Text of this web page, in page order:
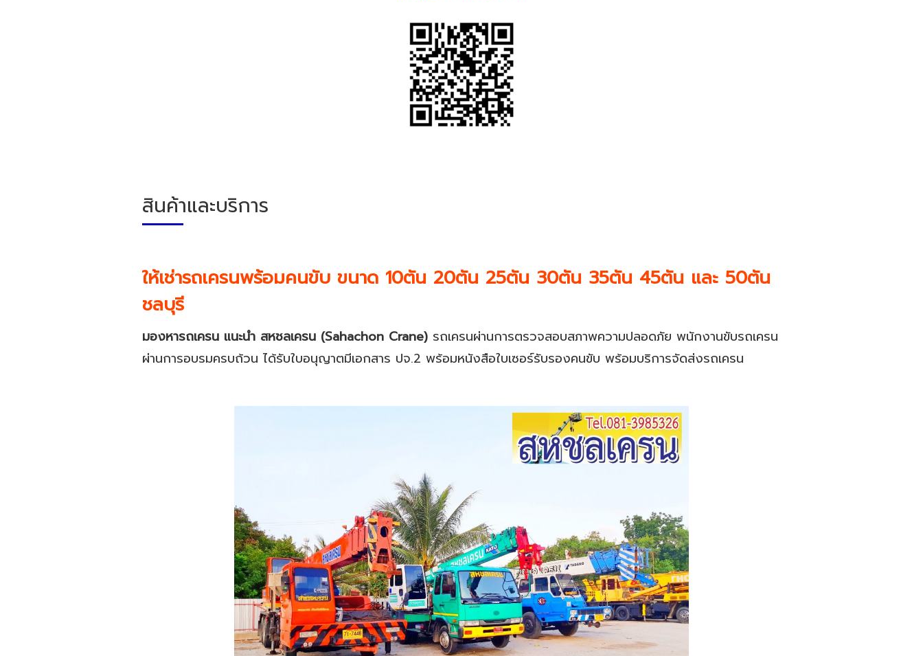
สินค้าและบริการ
ให้เช่ารถเครนพร้อมคนขับ ขนาด 10ตัน 20ตัน 25ตัน 30ตัน 35ตัน 45ตัน และ 50ตัน
ชลบุรี
มองหารถเครน แนะนำ สหชลเครน (Sahachon Crane) รถเครนผ่านการตรวจสอบสภาพความปลอดภัย พนักงานขับรถเครน
ผ่านการอบรมครบถ้วน ได้รับใบอนุญาตมีเอกสาร ปจ.2 พร้อมหนังสือใบเซอร์รับรองคนขับ พร้อมบริการจัดส่งรถเครน